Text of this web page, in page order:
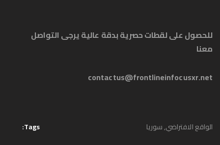
للحصول على لقطات حصرية بدقة عالية يرجى التواصل
معنا
contactus@frontlineinfocusxr.net
Tags: الواقع الافتراضي,سوريا